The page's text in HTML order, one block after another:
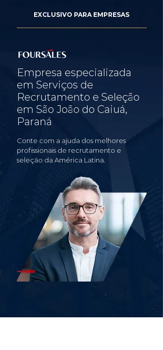
EXCLUSIVO PARA EMPRESAS
Empresa especializada
em Serviços de
Recrutamento e Seleção
em São João do Caiuá,
Paraná
Conte com a ajuda dos melhores
profissionais de recrutamento e
seleção da América Latina.